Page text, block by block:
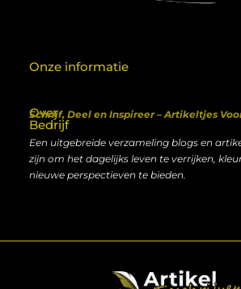
Over
Bedrijf
Schrijf, Deel en Inspireer – Artikeltjes
Een uitgebreide verzameling blogs en
zijn om het dagelijks leven te verrijken,
nieuwe perspectieven te bieden.
Onze informatie